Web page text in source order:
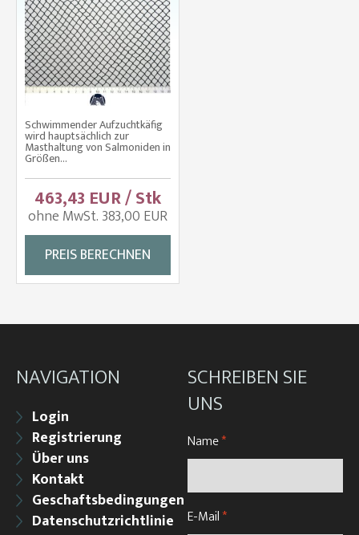
Schwimmender Aufzuchtkäfig
wird hauptsächlich zur
Masthaltung von Salmoniden in
Größen...
463,43 EUR / Stk
ohne MwSt. 383,00 EUR
PREIS BERECHNEN
NAVIGATION
Login
Registrierung
Über uns
Kontakt
Geschaftsbedingungen
Datenschutzrichtlinie
SCHREIBEN SIE
UNS
Name*
E-Mail*